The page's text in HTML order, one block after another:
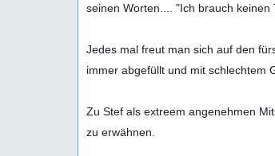
seinen Worten.... "Ich brauch
Jedes mal freut man sich auf den
immer abgefüllt und mit schlechtem
Zu Stef als extreem angenehmen
zu erwähnen.